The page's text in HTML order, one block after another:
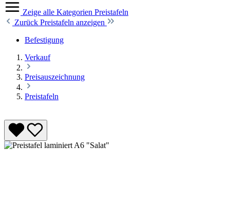
Zeige alle Kategorien Preistafeln
Zurück Preistafeln anzeigen
Befestigung
Verkauf
Preisauszeichnung
Preistafeln